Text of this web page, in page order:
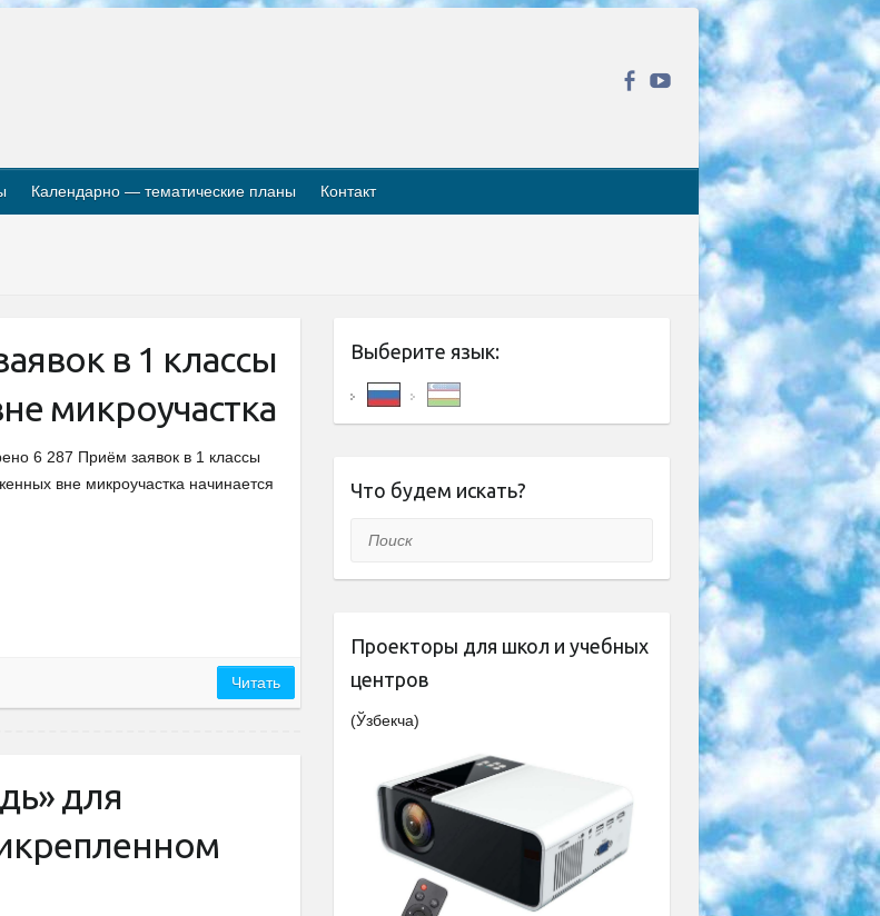
Календарно — тематические планы Контакт
в 1 классы
микроучастка
6 287 Приём заявок в 1 классы
вне микроучастка начинается
Читать
для
Выберите язык:
Что будем искать?
Поиск
Проекторы для школ и учебных
центров
(Ўзбекча)